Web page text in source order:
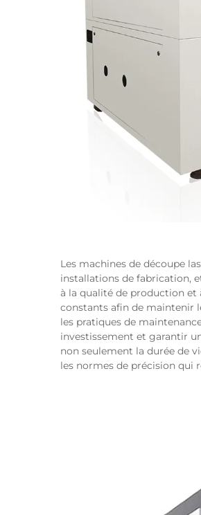
Les machines de découpe
installations de fabrication,
à la qualité de production et
constants afin de maintenir
les pratiques de
investissement et garantir
non seulement la durée de
les normes de précision qui